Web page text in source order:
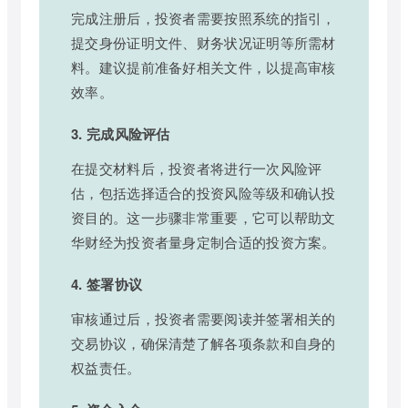
完成注册后，投资者需要按照系统的指引，
提交身份证明文件、财务状况证明等所需材
料。建议提前准备好相关文件，以提高审核
效率。
3. 完成风险评估
在提交材料后，投资者将进行一次风险评
估，包括选择适合的投资风险等级和确认投
资目的。这一步骤非常重要，它可以帮助文
华财经为投资者量身定制合适的投资方案。
4. 签署协议
审核通过后，投资者需要阅读并签署相关的
交易协议，确保清楚了解各项条款和自身的
权益责任。